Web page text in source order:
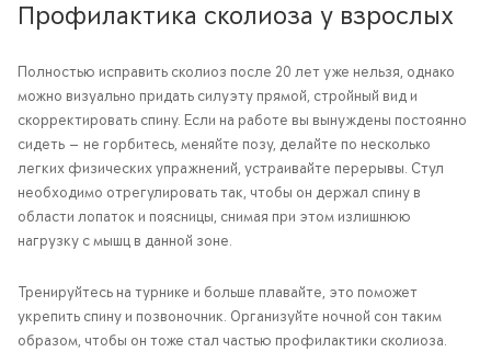
Профилактика сколиоза у взрослых
Полностью исправить сколиоз после 20 лет уже нельзя, однако
можно визуально придать силуэту прямой, стройный вид и
скорректировать спину. Если на работе вы вынуждены постоянно
сидеть — не горбитесь, меняйте позу, делайте по несколько
легких физических упражнений, устраивайте перерывы. Стул
необходимо отрегулировать так, чтобы он держал спину в
области лопаток и поясницы, снимая при этом излишнюю
нагрузку с мышц в данной зоне.
Тренируйтесь на турнике и больше плавайте, это поможет
укрепить спину и позвоночник. Организуйте ночной сон таким
образом, чтобы он тоже стал частью профилактики сколиоза.